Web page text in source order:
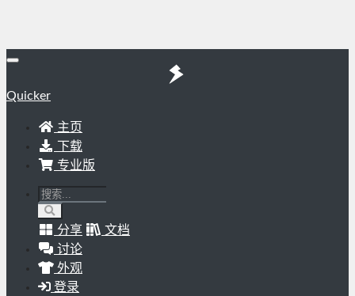
Quicker
主页
下载
专业版
分享
文档
讨论
外观
登录